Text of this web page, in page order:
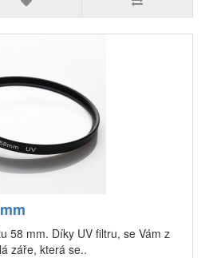
58 mm. Díky UV filtru, se Vám z
záře, která se..